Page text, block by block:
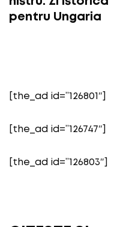
pentru Ungaria
[the_ad id=”126801″]
[the_ad id=”126747″]
[the_ad id=”126803″]